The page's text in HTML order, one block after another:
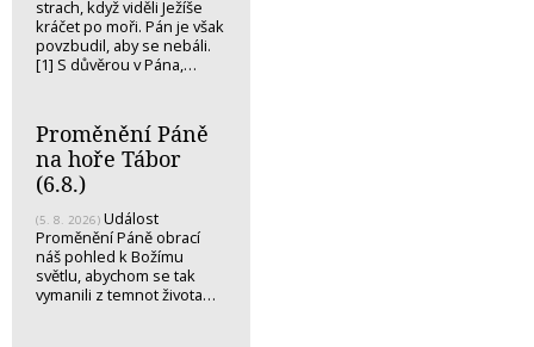
strach, když viděli Ježíše
kráčet po moři. Pán je však
povzbudil, aby se nebáli.
[1] S důvěrou v Pána,…
Proměnění Páně
na hoře Tábor
(6.8.)
(5. 8. 2026) Událost
Proměnění Páně obrací
náš pohled k Božímu
světlu, abychom se tak
vymanili z temnot života…